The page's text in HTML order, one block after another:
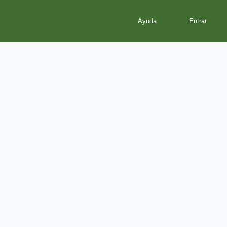
Ayuda